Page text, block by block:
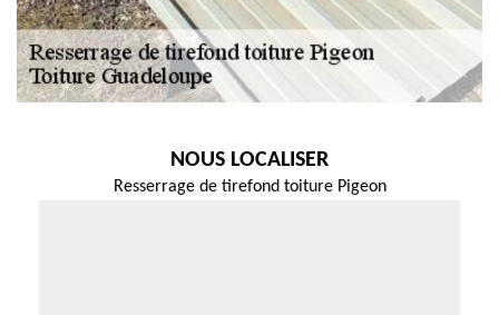
NOUS LOCALISER
Resserrage de tirefond toiture Pigeon